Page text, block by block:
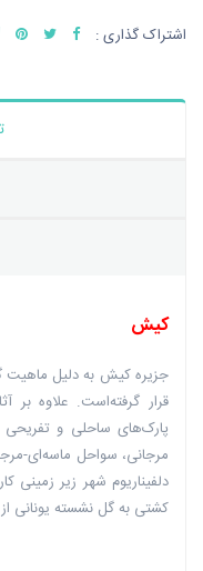
اشتراک گذاری :
کیش
جزیره کیش به دلیل
قرار گرفته‌است. علاوه بر
پارک‌های ساحلی و تفریحی
مرجانی، سواحل ماسه‌ای-
دلفیناریوم شهر زیر زمینی
کشتی به گل نشسته یونانی